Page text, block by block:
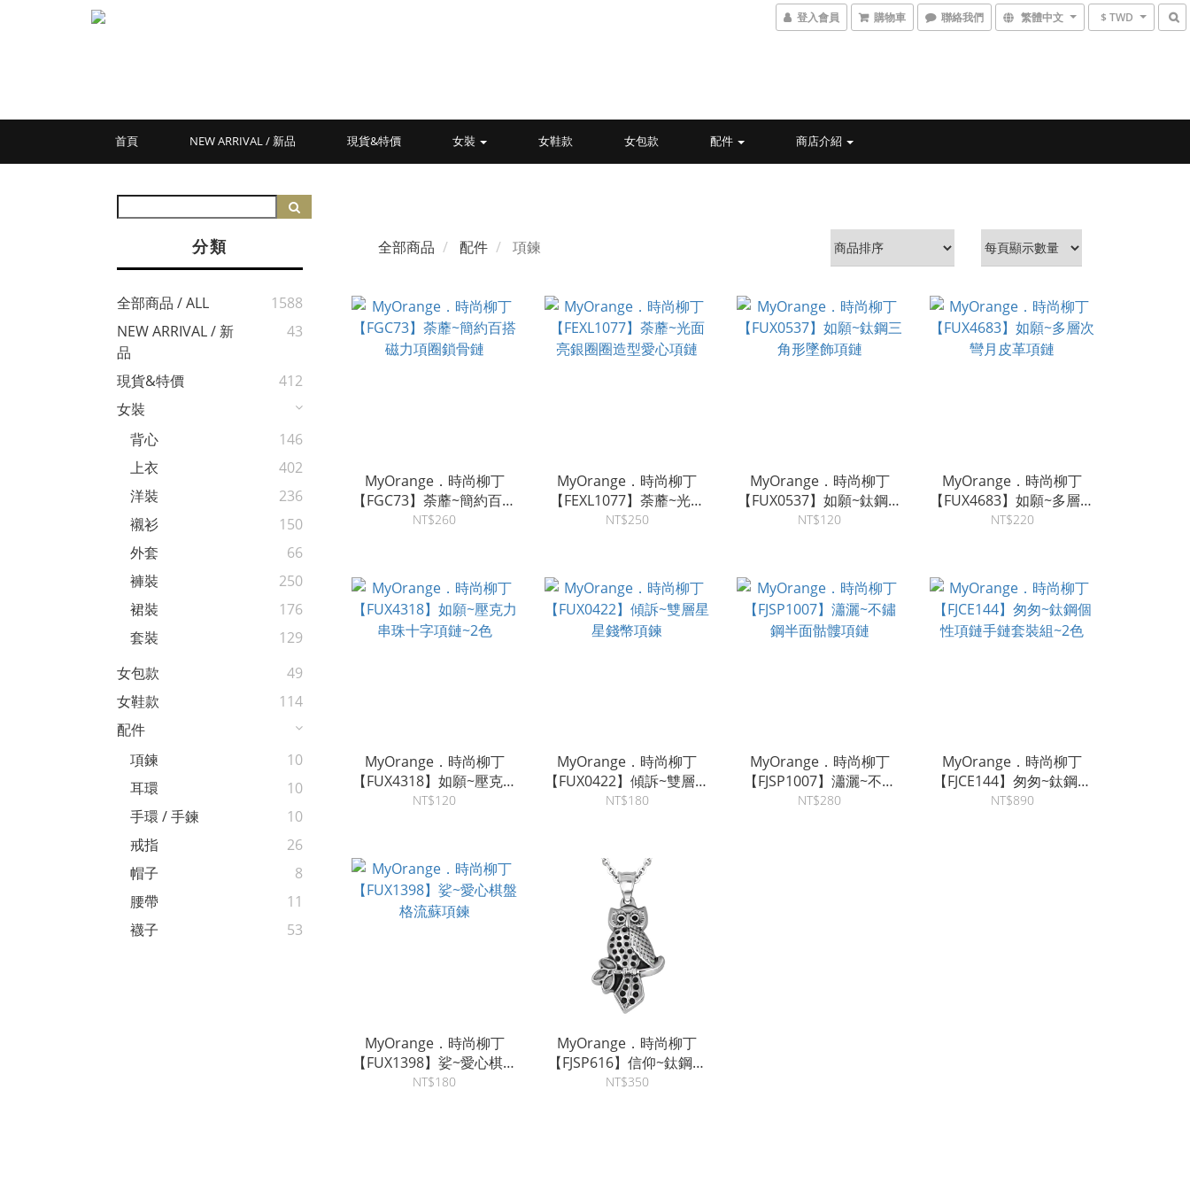
登入會員 購物車 聯絡我們 繁體中文 $ TWD
首頁 NEW ARRIVAL / 新品 現貨&特價 女裝 女鞋款 女包款 配件 商店介紹
分類
全部商品 / ALL
1588
NEW ARRIVAL / 新
品
43
現貨&特價
412
女裝
背心
146
上衣
402
洋裝
236
襯衫
150
外套
66
褲裝
250
裙裝
176
套裝
129
女包款
49
女鞋款
114
配件
項鍊
10
耳環
10
手環 / 手鍊
10
戒指
26
帽子
8
腰帶
11
襪子
53
全部商品 配件 項鍊
MyOrange．時尚柳丁
【FGC73】荼蘼~簡約百搭
磁力項圈鎖骨鏈
NT$260
MyOrange．時尚柳丁
【FEXL1077】荼蘼~光面
亮銀圈圈造型愛心項鏈
NT$250
MyOrange．時尚柳丁
【FUX0537】如願~鈦鋼三
角形墜飾項鏈
NT$120
MyOrange．時尚柳丁
【FUX4683】如願~多層次
彎月皮革項鏈
NT$220
MyOrange．時尚柳丁
【FUX4318】如願~壓克力
串珠十字項鏈~2色
NT$120
MyOrange．時尚柳丁
【FUX0422】傾訴~雙層星
星錢幣項鍊
NT$180
MyOrange．時尚柳丁
【FJSP1007】瀟灑~不鏽
鋼半面骷髏項鏈
NT$280
MyOrange．時尚柳丁
【FJCE144】匆匆~鈦鋼個
性項鏈手鏈套裝組~2色
NT$890
MyOrange．時尚柳丁
【FUX1398】娑~愛心棋盤
格流蘇項鍊
NT$180
MyOrange．時尚柳丁
【FJSP616】信仰~鈦鋼仿
古銀貓頭鷹項鍊
NT$350